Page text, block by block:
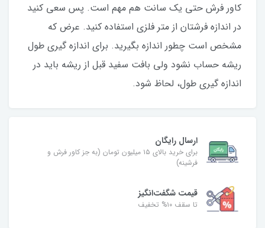
کاور فرش حتی یک سانت هم مهم است. پس سعی کنید
در اندازه فرشتان از متر فلزی استفاده کنید‌. عرض که
مشخص است چطور اندازه بگیرید. برای اندازه گیری طول
ریشه حساب نشود ولی بافت سفید قبل از ریشه باید در
اندازه گیری طول، لحاظ شود.
ارسال رایگان
برای خرید بالای ۱۵ میلیون تومان (به جز کاور فرش و
فرشینه)
قیمت شگفت‌انگیز
تا سقف ۱۰% تخفیف